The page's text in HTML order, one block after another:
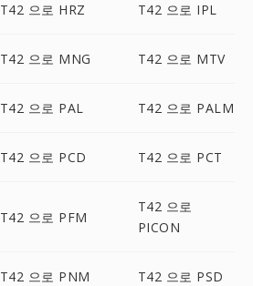
T42 으로 HRZ T42 으로 IPL
T42 으로 MNG T42 으로 MTV
T42 으로 PAL T42 으로 PALM
T42 으로 PCD T42 으로 PCT
T42 으로 PFM
T42 으로
PICON
T42 으로 PNM T42 으로 PSD